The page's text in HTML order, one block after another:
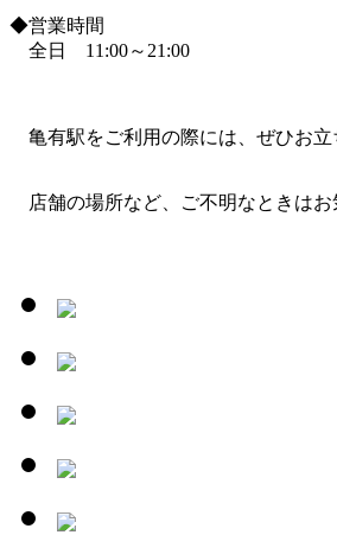
◆営業時間
全日 11:00～21:00
亀有駅をご利用の際には、ぜひお立
店舗の場所など、ご不明なときはお